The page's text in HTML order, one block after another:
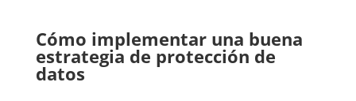
Cómo implementar una buena
estrategia de protección de
datos